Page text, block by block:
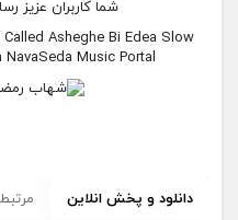
شما کاربران عزیز
Asheghe Bi Edea Slow
Music Portal
دانلود و پخش انلاین مرتبط